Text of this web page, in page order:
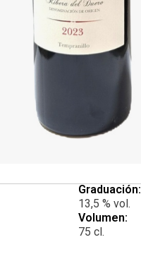
Graduación:
13,5 % vol.
Volumen:
75 cl.